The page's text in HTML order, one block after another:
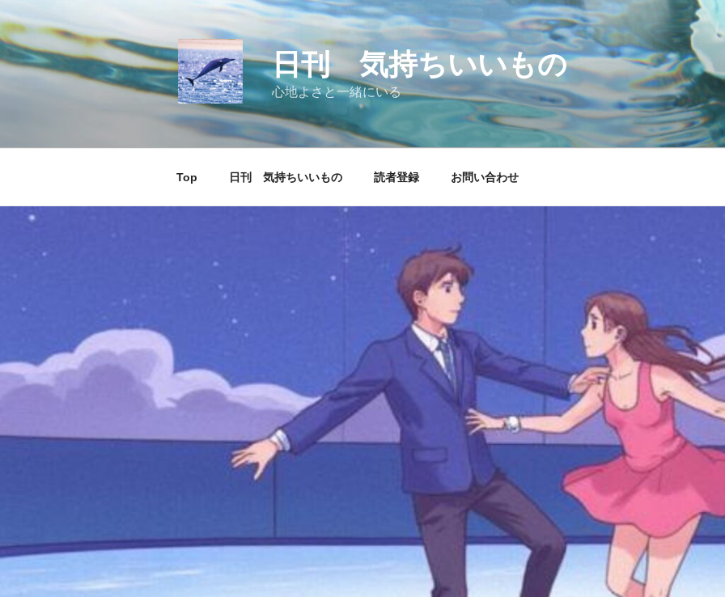
ン
テ
ン
キ
日刊 気持ちいいもの
心地よさと一緒にいる
Top 日刊 気持ちいいもの 読者登録 お問い合わせ